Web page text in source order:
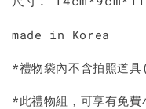
made in Korea
*禮物袋內不含拍照道
*此禮物組，可享有免費